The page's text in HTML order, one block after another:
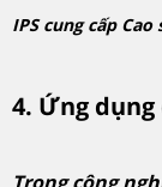
IPS cung cấp
4. Ứng dụng